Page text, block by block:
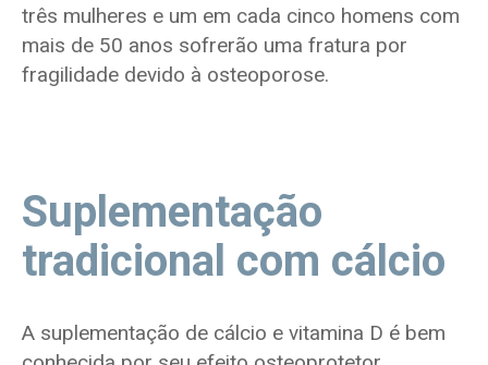
três mulheres e um em cada cinco homens com
mais de 50 anos sofrerão uma fratura por
fragilidade devido à osteoporose.
Suplementação
tradicional com cálcio
A suplementação de cálcio e vitamina D é bem